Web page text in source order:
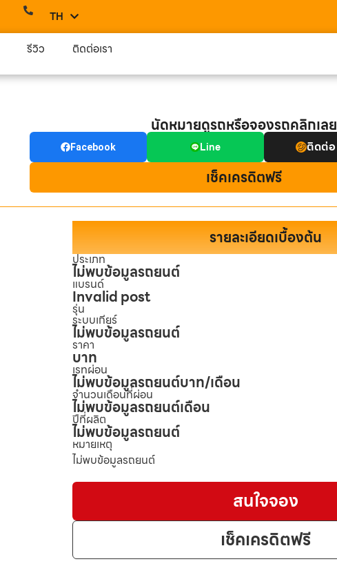
TH
EN
รีวิว ติดต่อเรา
นัดหมายดูรถหรือจองรถคลิกเลย
Facebook Line ติดต่อ
เช็คเครดิตฟรี
รายละเอียดเบื้องต้น
ประเภท
ไม่พบข้อมูลรถยนต์
แบรนด์
Invalid post
รุ่น
ระบบเกียร์
ไม่พบข้อมูลรถยนต์
ราคา
บาท
เรทผ่อน
ไม่พบข้อมูลรถยนต์บาท/เดือน
จำนวนเดือนที่ผ่อน
ไม่พบข้อมูลรถยนต์เดือน
ปีที่ผลิต
ไม่พบข้อมูลรถยนต์
หมายเหตุ
ไม่พบข้อมูลรถยนต์
สนใจจอง
เช็คเครดิตฟรี